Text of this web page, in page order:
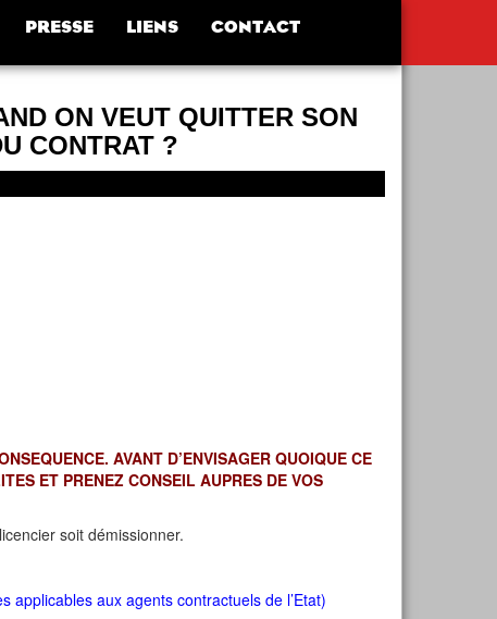
PRESSE LIENS CONTACT
ON VEUT QUITTER SON
CONTRAT ?
AVANT D’ENVISAGER QUOIQUE CE
ET PRENEZ CONSEIL AUPRES DE VOS
soit démissionner.
applicables aux agents contractuels de l’Etat)